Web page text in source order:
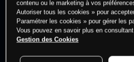
dernières données du marché.
contenu ou le marketing à vos
Autoriser tous les cookies » pour
Paramétrer les cookies » pour gérer les
Vous pouvez en savoir plus en
Gestion des Cookies